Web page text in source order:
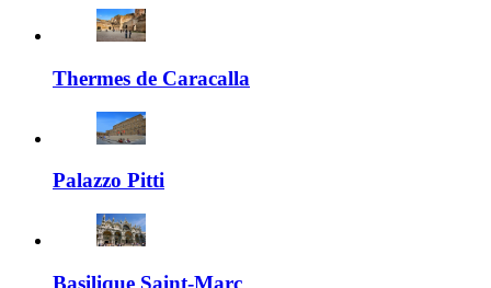
Thermes de Caracalla
Palazzo Pitti
Basilique Saint-Marc